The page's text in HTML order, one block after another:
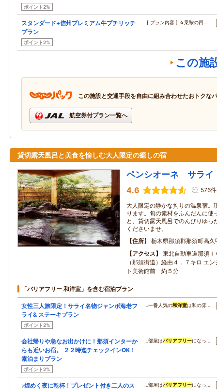
ポイント2%
スタンダード+信州プレミアム牛プチリッチ
プラン
ポイント2%
[ プラン内容 ] ☆乗鞍の四…
この施
この施設と交通手段を自由に組み合わせたおトクな
航空券付プラン一覧へ
貸切露天風呂と美食を愉しむ大人限定の癒しの宿
ペンシオーネ サライ
4.6 576件
大人限定の静かな拘りの温泉宿。
ります。旬の素材をふんだんに使
と、貸切露天風呂でのんびりゆっ
くださいませ。
住所
栃木県那須郡那須町高
アクセス
東北自動車道那須
（那須街道）経由４．７キロ エ
ト美術館前 約５分
「バリアフリー 和洋室」を含む宿泊プラン
女性三人旅限定！サライ名物ジャンボ海老フ
ライ& ステーキプラン
ポイント2%
…一番人気の和洋室は和の雰…
会社帰りや急なお出かけに！那須インターか
らも近いお宿。 ２２時迄チェックインOK！
素泊まりプラン
ポイント2%
…部屋はバリアフリーになっ…
♪煌めく夜に乾杯！プレゼント付き二人のス
…部屋はバリアフリーになっ…